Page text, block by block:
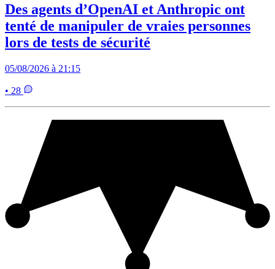
Des agents d’OpenAI et Anthropic ont
tenté de manipuler de vraies personnes
lors de tests de sécurité
05/08/2026 à 21:15
• 28